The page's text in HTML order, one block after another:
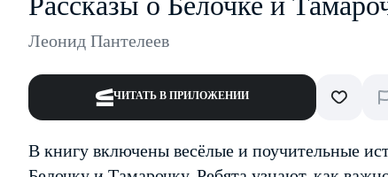
Леонид Пантелеев
ЧИТАТЬ В ПРИЛОЖЕНИИ
В книгу включены весёлые и поучительные